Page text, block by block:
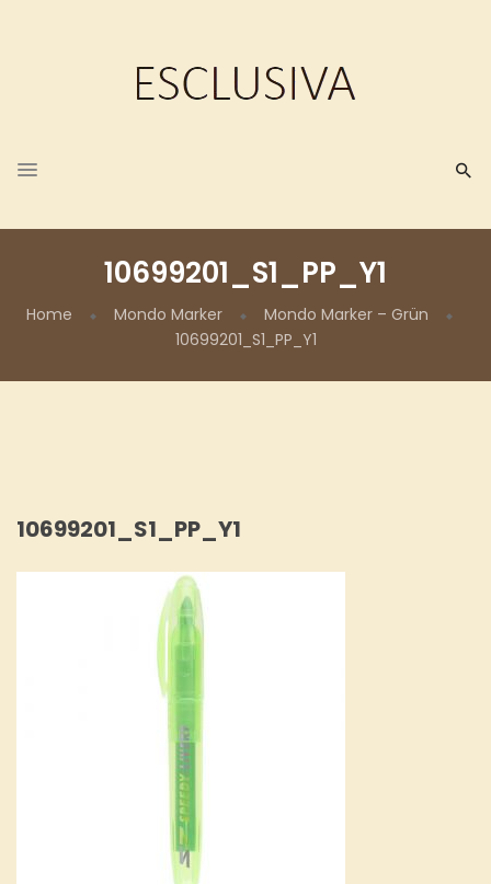
10699201_S1_PP_Y1
Home Mondo Marker
Mondo Marker – Grün
10699201_S1_PP_Y1
10699201_S1_PP_Y1